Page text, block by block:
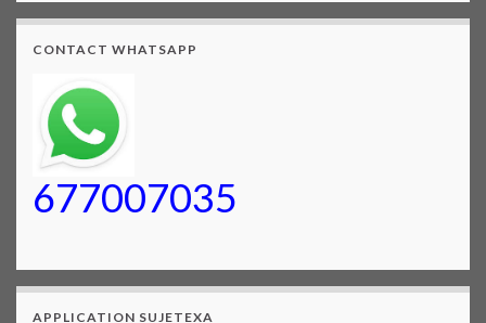
CONTACT WHATSAPP
677007035
APPLICATION SUJETEXA